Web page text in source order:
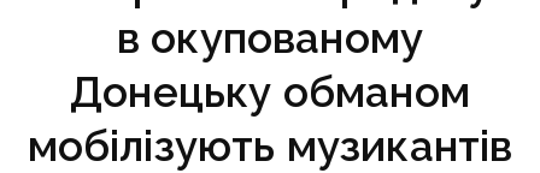
в окупованому
Донецьку обманом
мобілізують музикантів